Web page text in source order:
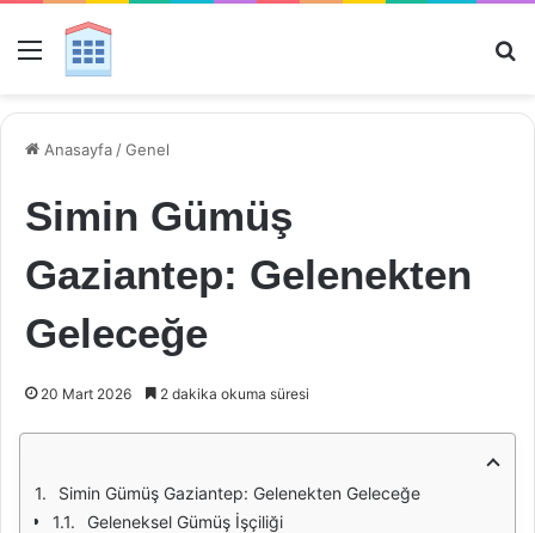
Menü
Anasayfa /Genel
Simin Gümüş
Gaziantep: Gelenekten
Geleceğe
20 Mart 2026 2 dakika okuma süresi
Simin Gümüş Gaziantep: Gelenekten Geleceğe
Geleneksel Gümüş İşçiliği